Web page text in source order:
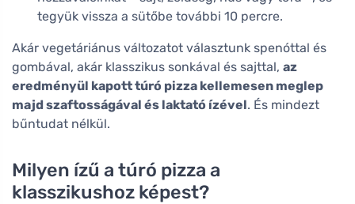
tegyük vissza a sütőbe további 10 percre.
Akár vegetáriánus változatot választunk spenóttal és
gombával, akár klasszikus sonkával és sajttal, az
eredményül kapott túró pizza kellemesen meglep
majd szaftosságával és laktató ízével. És mindezt
bűntudat nélkül.
Milyen ízű a túró pizza a
klasszikushoz képest?